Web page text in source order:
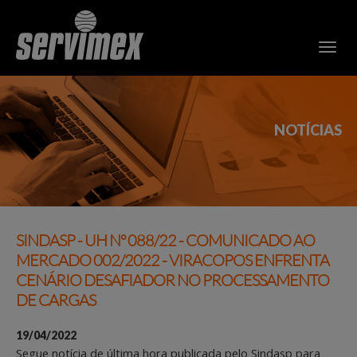
NOTÍCIAS
SINDASP - UH Nº 088/22 - COMUNICADO AO
MERCADO 002/2022 - VIRACOPOS ENFRENTA
CENÁRIO DESAFIADOR NO PROCESSAMENTO
DE CARGAS
19/04/2022
Segue notícia de última hora publicada pelo Sindasp para